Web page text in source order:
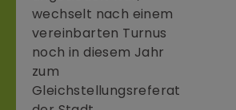
wechselt nach einem
vereinbarten Turnus
noch in diesem Jahr
zum
Gleichstellungsreferat